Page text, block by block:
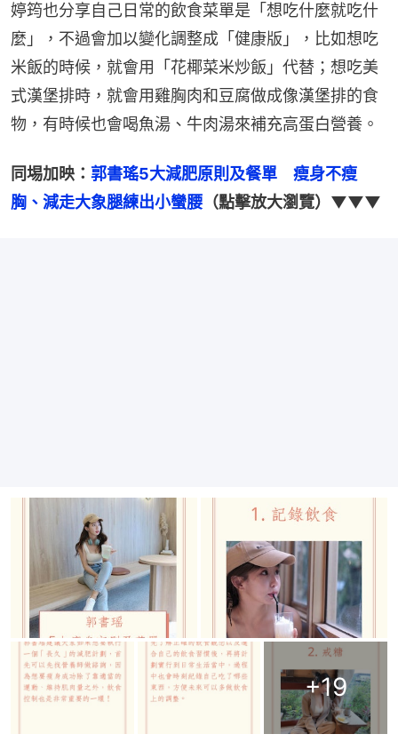
婷筠也分享自己日常的飲食菜單是「想吃什麼就吃什
麼」，不過會加以變化調整成「健康版」，比如想吃
米飯的時候，就會用「花椰菜米炒飯」代替；想吃美
式漢堡排時，就會用雞胸肉和豆腐做成像漢堡排的食
物，有時候也會喝魚湯、牛肉湯來補充高蛋白營養。
同埸加映： 郭書瑤5大減肥原則及餐單　瘦身不瘦
胸、減走大象腿練出小蠻腰 （點擊放大瀏覽）▼▼▼
+19